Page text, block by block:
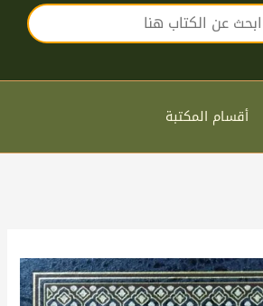
أقسام المكتبة
الناظر
الصحيح